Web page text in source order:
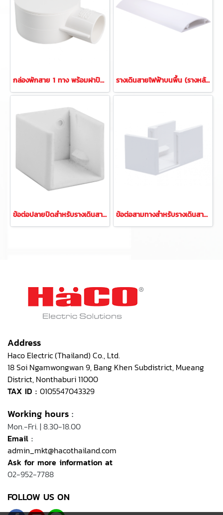
กล่องพักสาย 1 ทาง พร้อมฝาปิดกล่อง สำหรับท่อขนาด 25 มม. รางเดินสายไฟฟ้าบนพื้น (รางหลังเต่า)
ข้อต่อปลายปิดสำหรับรางเดินสายไฟ ข้อต่อสามทางสำหรับรางเดินสายไฟ
Address
Haco Electric (Thailand) Co., Ltd.
18 Soi Ngamwongwan 9, Bang Khen Subdistrict, Mueang
District, Nonthaburi 11000
TAX ID : 0105547043329
Working hours :
Mon.-Fri. | 8.30-18.00
Email :
admin_mkt@hacothailand.com
Ask for more information at
02-952-7788
FOLLOW US ON